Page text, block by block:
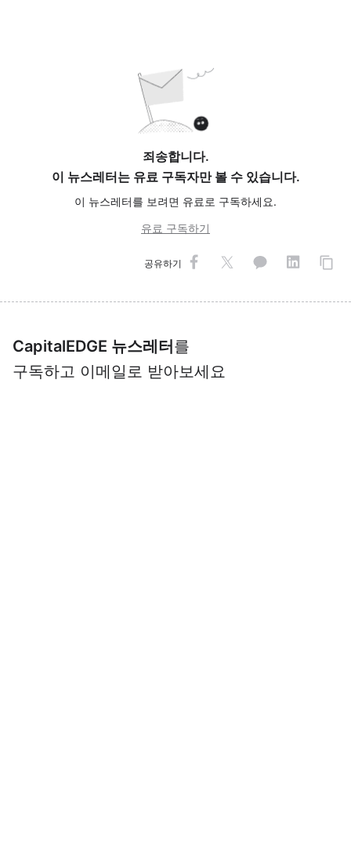
죄송합니다.
이 뉴스레터는 유료 구독자만 볼 수 있습니다.
이 뉴스레터를 보려면 유료로 구독하세요.
유료 구독하기
공유하기
CapitalEDGE 뉴스레터를
구독하고 이메일로 받아보세요